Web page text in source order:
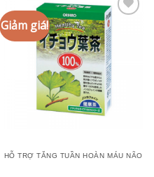
Giảm giá!
Add to
wishlist
HỖ TRỢ TĂNG TUẦN HOÀN MÁU NÃO